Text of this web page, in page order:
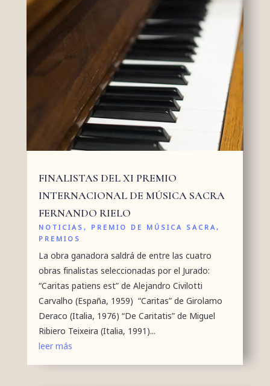
FINALISTAS DEL XI PREMIO
INTERNACIONAL DE MÚSICA SACRA
FERNANDO RIELO
NOTICIAS, PREMIO DE MÚSICA SACRA,
PREMIOS
La obra ganadora saldrá de entre las cuatro
obras finalistas seleccionadas por el Jurado:
“Caritas patiens est” de Alejandro Civilotti
Carvalho (España, 1959) “Caritas” de Girolamo
Deraco (Italia, 1976) “De Caritatis” de Miguel
Ribiero Teixeira (Italia, 1991)...
leer más